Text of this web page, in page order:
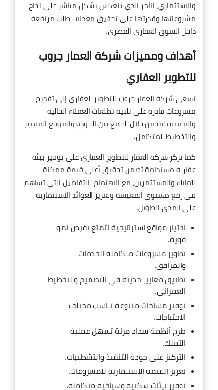
والاستثماري، الأمر الذي ينعكس بشكل مباشر على نجاح
مشروعاتها وقدرتها على تحقيق معدلات طلب مرتفعة
داخل السوق العقاري المصري.
أهداف ومميزات شركة العمار جروب
للتطوير العقاري
تسعى شركة العمار جروب للتطوير العقاري إلى تقديم
مشروعات قادرة على تلبية تطلعات العملاء الحالية
والمستقبلية من خلال الجمع بين الجودة والموقع المتميز
والتخطيط المتكامل.
كما تركز شركة العمار للتطوير العقاري على توفير بيئة
عقارية مستدامة تضمن تحقيق أعلى قيمة ممكنة
للملاك والمستثمرين، مع الاهتمام بالتفاصيل التي تساهم
في رفع مستوى المعيشة وتعزيز العوائد الاستثمارية
على المدى الطويل.
اختيار مواقع استراتيجية تتمتع بفرص نمو
قوية.
تطوير مشروعات متكاملة الخدمات
والمرافق.
تطبيق معايير حديثة في التصميم والتخطيط
العمراني.
توفير مساحات متنوعة تناسب مختلف
الاحتياجات.
طرح أنظمة سداد مرنة تسهل عملية
التملك.
التركيز على جودة التنفيذ والتشطيبات.
تعزيز القيمة الاستثمارية للمشروعات.
توفير بيئات سكنية وسياحية متكاملة.